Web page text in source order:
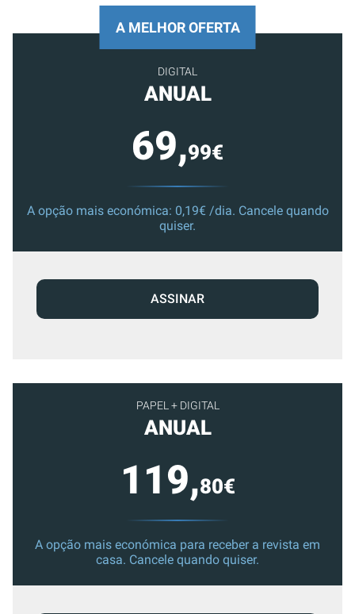
PAPEL + DIGITAL
ANUAL
119,80€
A opção mais económica para receber a revista em
casa. Cancele quando quiser.
A MELHOR OFERTA
DIGITAL
ANUAL
69,99€
A opção mais económica: 0,19€ /dia. Cancele quando
quiser.
ASSINAR